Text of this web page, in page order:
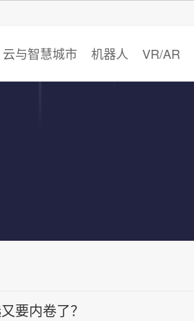
云与智慧城市 机器人 VR/AR
要内卷了？